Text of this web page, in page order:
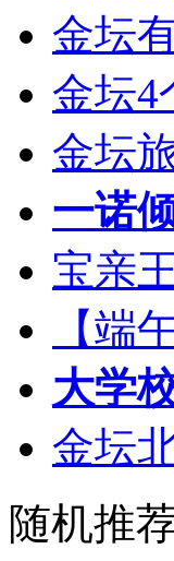
金坛
金坛4
金坛
一诺
宝亲
【端
大学
金坛
随机推